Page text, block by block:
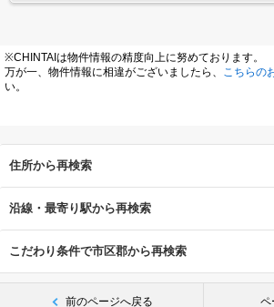
※CHINTAIは物件情報の精度向上に努めております。
万が一、物件情報に相違がございましたら、
こちらの
い。
住所から再検索
沿線・最寄り駅から再検索
こだわり条件で市区郡から再検索
前のページへ戻る ペ